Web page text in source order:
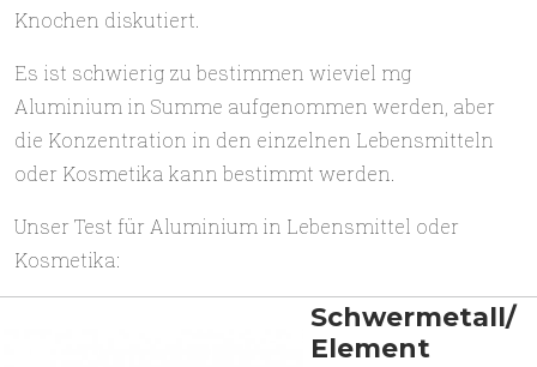
Knochen diskutiert.
Es ist schwierig zu bestimmen wieviel mg
Aluminium in Summe aufgenommen werden, aber
die Konzentration in den einzelnen Lebensmitteln
oder Kosmetika kann bestimmt werden.
Unser Test für Aluminium in Lebensmittel oder
Kosmetika:
Schwermetall/
Element